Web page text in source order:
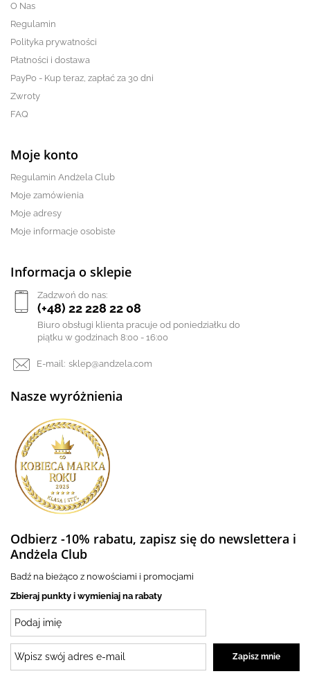
O Nas
Regulamin
Polityka prywatności
Płatności i dostawa
PayPo - Kup teraz, zapłać za 30 dni
Zwroty
FAQ
Moje konto
Regulamin Andżela Club
Moje zamówienia
Moje adresy
Moje informacje osobiste
Informacja o sklepie
Zadzwoń do nas:
(+48) 22 228 22 08
Biuro obsługi klienta pracuje od poniedziałku do
piątku w godzinach 8:00 - 16:00
E-mail: sklep@andzela.com
Nasze wyróżnienia
Odbierz -10% rabatu, zapisz się do newslettera i
Andżela Club
Badź na bieżąco z nowościami i promocjami
Zbieraj punkty i wymieniaj na rabaty